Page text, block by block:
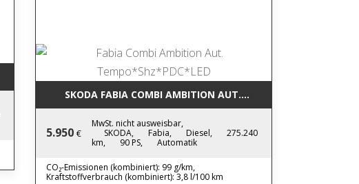
SKODA FABIA COMBI AMBITION AUT. TEMPO*SHZ*PDC*LED
5.950 €
MwSt. nicht ausweisbar,
SKODA,
Fabia, Diesel,
275.240
km,
90 PS, Automatik
CO₂-Emissionen (kombiniert): 99 g/km,
Kraftstoffverbrauch (kombiniert): 3,8 l/100 km